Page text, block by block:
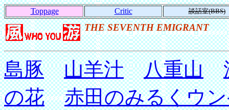
Toppage Critic 談話室(BBS)
THE SEVENTH EMIGRANT
島豚 山羊汁 八重山
の花
赤田のみるくウ